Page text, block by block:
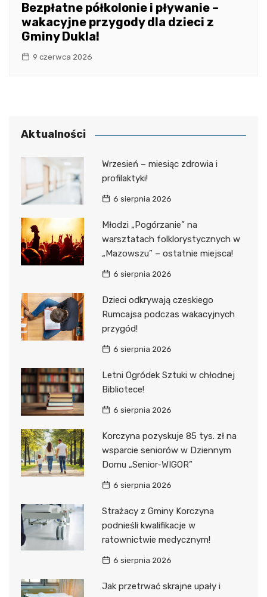
Bezpłatne półkolonie i pływanie –
wakacyjne przygody dla dzieci z
Gminy Dukla!
9 czerwca 2026
Aktualności
Wrzesień – miesiąc zdrowia i
profilaktyki!
6 sierpnia 2026
Młodzi „Pogórzanie” na
warsztatach folklorystycznych w
„Mazowszu” – ostatnie miejsca!
6 sierpnia 2026
Dzieci odkrywają czeskiego
Rumcajsa podczas wakacyjnych
przygód!
6 sierpnia 2026
Letni Ogródek Sztuki w chłodnej
Bibliotece!
6 sierpnia 2026
Korczyna pozyskuje 85 tys. zł na
wsparcie seniorów w Dziennym
Domu „Senior-WIGOR”
6 sierpnia 2026
Strażacy z Gminy Korczyna
podnieśli kwalifikacje w
ratownictwie medycznym!
6 sierpnia 2026
Jak przetrwać skrajne upały i